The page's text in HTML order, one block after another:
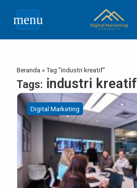
menu
Beranda »Tag "industri kreatif"
Tags: industri kreatif
Digital Marketing